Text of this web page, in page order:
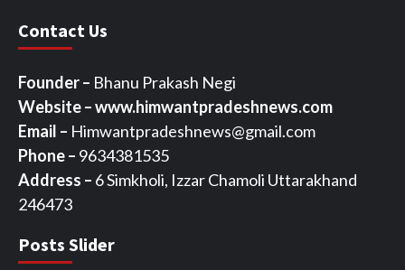
Contact Us
Founder – Bhanu Prakash Negi
Website – www.himwantpradeshnews.com
Email – Himwantpradeshnews@gmail.com
Phone – 9634381535
Address – 6 Simkholi, Izzar Chamoli Uttarakhand
246473
Posts Slider